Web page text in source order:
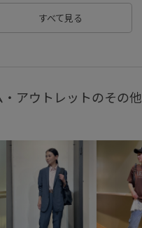
ト
ナイロン ニット
ェイクレザー フリーサイズ
ボイル ポリエステル
マニッシュ ミニマル
リラックス感 ワイド
すべて見る
アウトレットのその